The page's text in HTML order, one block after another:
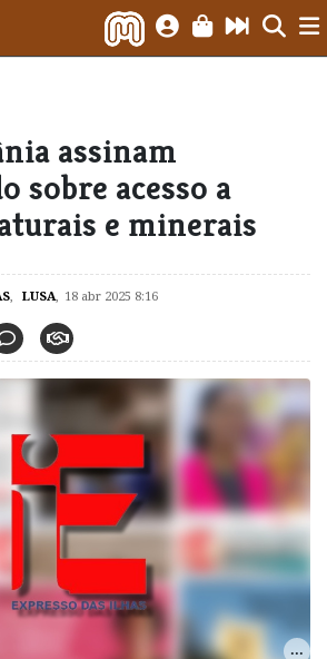
assinam
sobre acesso a
e minerais
, LUSA, 18 abr 2025 8:16